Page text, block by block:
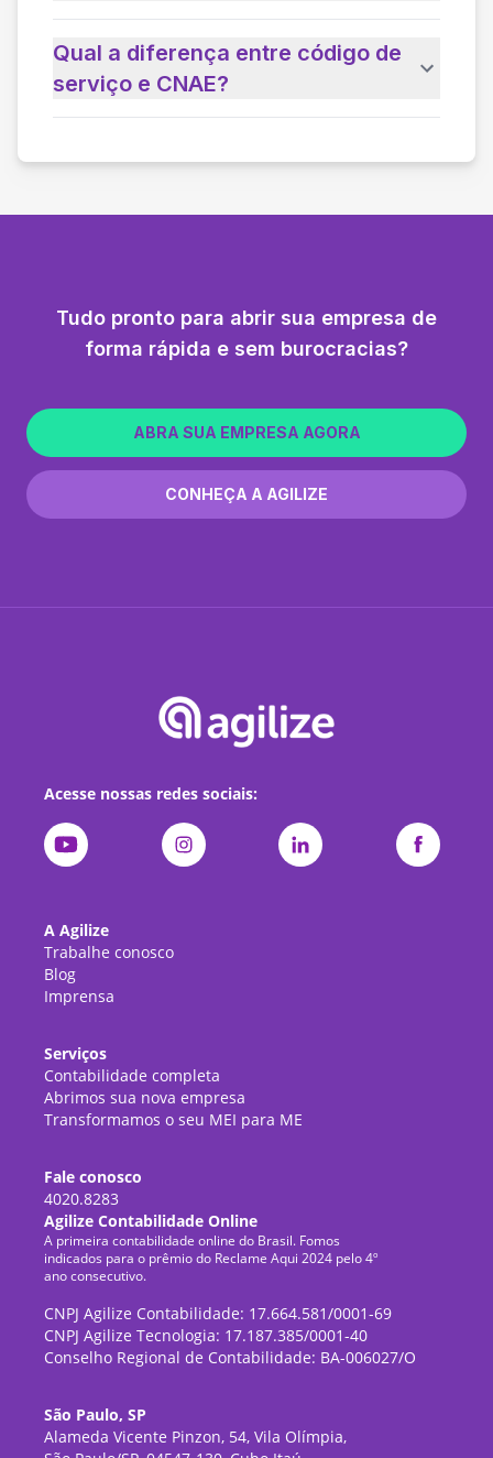
Qual a diferença entre código de
serviço e CNAE?
Tudo pronto para abrir sua empresa de
forma rápida e sem burocracias?
ABRA SUA EMPRESA AGORA
CONHEÇA A AGILIZE
Acesse nossas redes sociais:
A Agilize
Trabalhe conosco
Blog
Imprensa
Serviços
Contabilidade completa
Abrimos sua nova empresa
Transformamos o seu MEI para ME
Fale conosco
4020.8283
Agilize Contabilidade Online
A primeira contabilidade online do Brasil. Fomos
indicados para o prêmio do Reclame Aqui 2024 pelo 4º
ano consecutivo.
CNPJ Agilize Contabilidade: 17.664.581/0001-69
CNPJ Agilize Tecnologia: 17.187.385/0001-40
Conselho Regional de Contabilidade: BA-006027/O
São Paulo, SP
Alameda Vicente Pinzon, 54, Vila Olímpia,